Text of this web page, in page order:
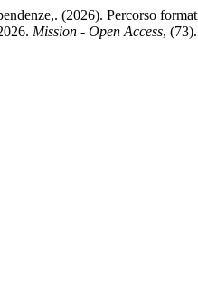
(2026). Percorso
Mission - Open Access,